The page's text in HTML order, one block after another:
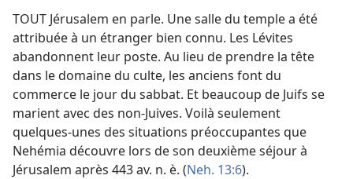
TOUT Jérusalem en parle. Une salle du temple a été
attribuée à un étranger bien connu. Les Lévites
abandonnent leur poste. Au lieu de prendre la tête
dans le domaine du culte, les anciens font du
commerce le jour du sabbat. Et beaucoup de Juifs se
marient avec des non-Juives. Voilà seulement
quelques-unes des situations préoccupantes que
Nehémia découvre lors de son deuxième séjour à
Jérusalem après 443 av. n. è. (Neh. 13:6).